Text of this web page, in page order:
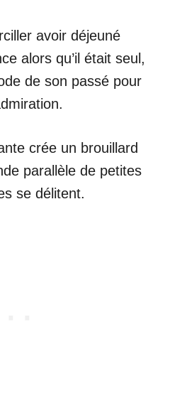
avoir déjeuné
alors qu’il était seul,
de son passé pour
crée un brouillard
parallèle de petites
se délitent.